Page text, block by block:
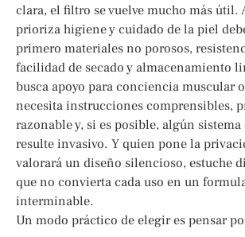
clara, el filtro se vuelve mucho más útil.
prioriza higiene y cuidado de la piel
primero materiales no porosos,
facilidad de secado y almacenamiento
busca apoyo para conciencia muscular
necesita instrucciones comprensibles,
razonable y, si es posible, algún sistema
resulte invasivo. Y quien pone la
valorará un diseño silencioso, estuche
que no convierta cada uso en un
interminable.
Un modo práctico de elegir es pensar